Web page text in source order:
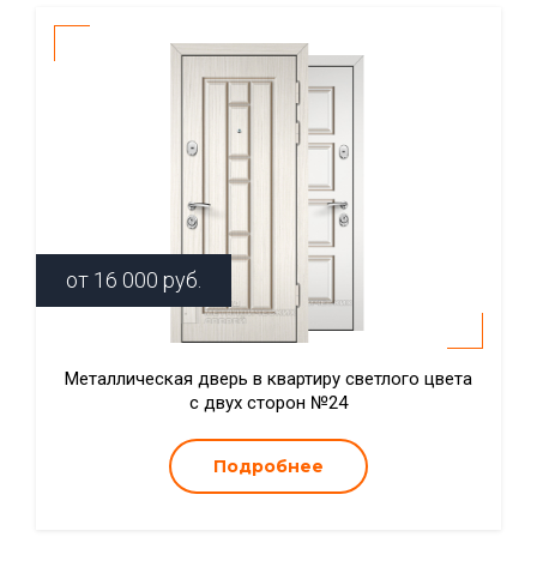
от 16 000 руб.
Металлическая дверь в квартиру светлого цвета
с двух сторон №24
Подробнее